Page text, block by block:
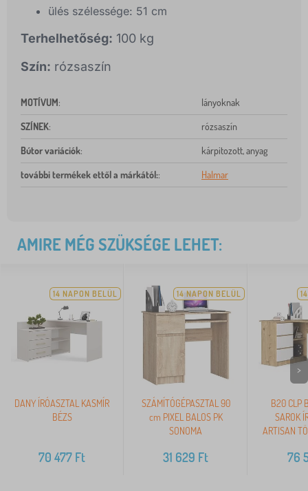
ülés szélessége: 51 cm
Terhelhetőség: 100 kg
Szín: rózsaszín
MOTÍVUM: lányoknak
SZÍNEK: rózsaszín
Bútor variációk: kárpitozott, anyag
további termékek ettől a márkától:: Halmar
AMIRE MÉG SZÜKSÉGE LEHET:
14 NAPON BELÜL
DANY ÍRÓASZTAL KASMÍR
BÉZS
70 477 Ft
14 NAPON BELÜL
SZÁMÍTÓGÉPASZTAL 90
cm PIXEL BALOS PK
SONOMA
31 629 Ft
B20 CLP
SAROK
ARTISAN
76
>